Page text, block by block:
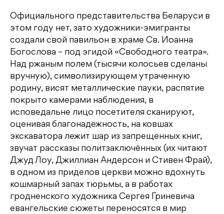
Официального представительства Беларуси в
этом году нет, зато художники-эмигранты
создали свой павильон в храме Cв. Иоанна
Богослова – под эгидой «Свободного театра».
Над ржаным полем (тысячи колосьев сделаны
вручную), символизирующем утраченную
родину, висят металлические пауки, распятие
покрыто камерами наблюдения, в
исповедальне лицо посетителя сканируют,
оценивая благонадежность, на ковшах
экскаватора лежит шар из запрещенных книг,
звучат рассказы политзаключённых (их читают
Джуд Лоу, Джиллиан Андерсон и Стивен Фрай),
в одном из приделов церкви можно вдохнуть
кошмарный запах тюрьмы, а в работах
гродненского художника Сергея Гриневича
евангельские сюжеты переносятся в мир